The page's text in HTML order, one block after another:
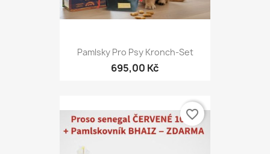
Pamlsky Pro Psy Kronch-Set
695,00 Kč
favorite_border